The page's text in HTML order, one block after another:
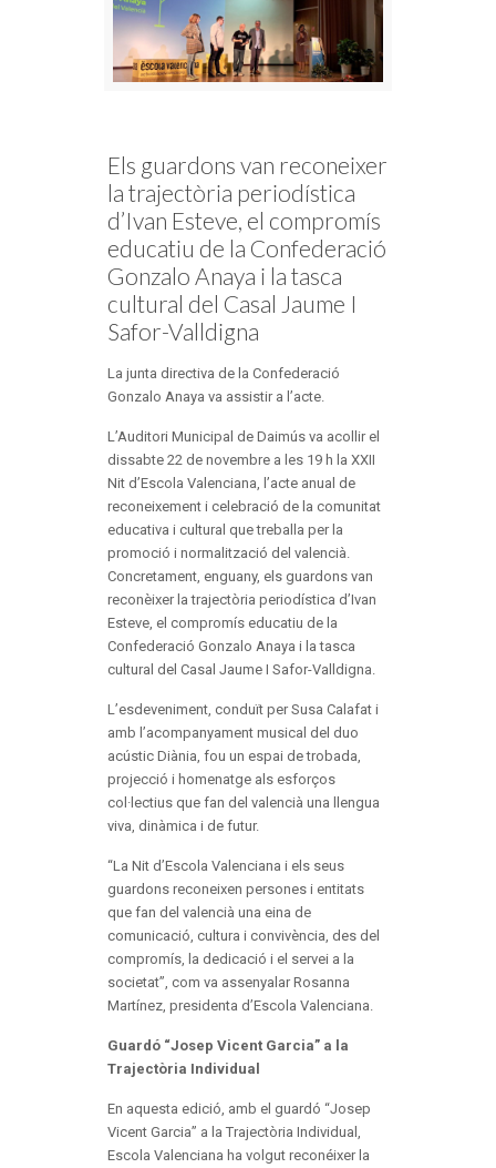
Els guardons van reconeixer
la trajectòria periodística
d’Ivan Esteve, el compromís
educatiu de la Confederació
Gonzalo Anaya i la tasca
cultural del Casal Jaume I
Safor-Valldigna
La junta directiva de la Confederació
Gonzalo Anaya va assistir a l’acte.
L’Auditori Municipal de Daimús va acollir el
dissabte 22 de novembre a les 19 h la XXII
Nit d’Escola Valenciana, l’acte anual de
reconeixement i celebració de la comunitat
educativa i cultural que treballa per la
promoció i normalització del valencià.
Concretament, enguany, els guardons van
reconèixer la trajectòria periodística d’Ivan
Esteve, el compromís educatiu de la
Confederació Gonzalo Anaya i la tasca
cultural del Casal Jaume I Safor-Valldigna.
L’esdeveniment, conduït per Susa Calafat i
amb l’acompanyament musical del duo
acústic Diània, fou un espai de trobada,
projecció i homenatge als esforços
col·lectius que fan del valencià una llengua
viva, dinàmica i de futur.
“La Nit d’Escola Valenciana i els seus
guardons reconeixen persones i entitats
que fan del valencià una eina de
comunicació, cultura i convivència, des del
compromís, la dedicació i el servei a la
societat”, com va assenyalar Rosanna
Martínez, presidenta d’Escola Valenciana.
Guardó “Josep Vicent Garcia” a la
Trajectòria Individual
En aquesta edició, amb el guardó “Josep
Vicent Garcia” a la Trajectòria Individual,
Escola Valenciana ha volgut reconéixer la